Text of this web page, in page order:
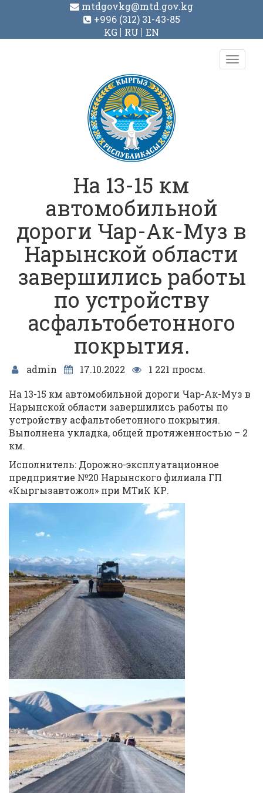
mtdgovkg@mtd.gov.kg
+996 (312) 31-43-85
KG
RU EN
Toggle
На 13-15 км
автомобильной
дороги Чар-Ак-Муз в
Нарынской области
завершились работы
по устройству
асфальтобетонного
покрытия.
admin 17.10.2022
1 221 просм.
На 13-15 км автомобильной дороги Чар-Ак-Муз в
Нарынской области завершились работы по
устройству асфальтобетонного покрытия.
Выполнена укладка, общей протяженностью – 2
км.
Исполнитель: Дорожно-эксплуатационное
предприятие №20 Нарынского филиала ГП
«Кыргызавтожол» при МТиК КР.